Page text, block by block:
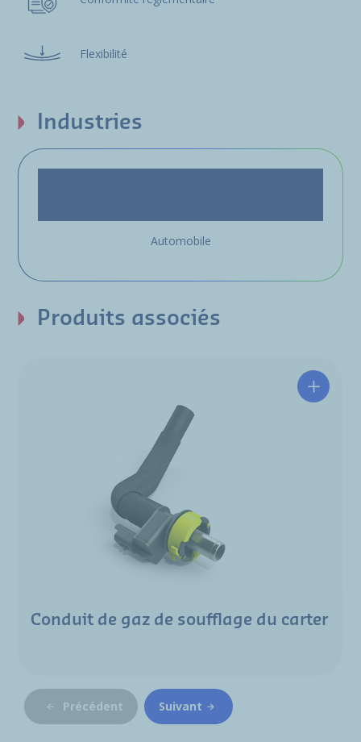
Flexibilité
Industries
Automobile
Produits associés
Conduit de gaz de soufflage du carter
Précédent Suivant